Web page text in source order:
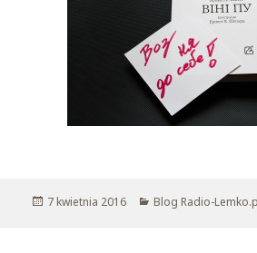
Opublikowano
7 kwietnia 2016 Kategorie
Blog Radio-